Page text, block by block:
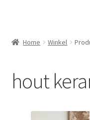
Mozaïekvellen
Contact
Home Winkel
hout